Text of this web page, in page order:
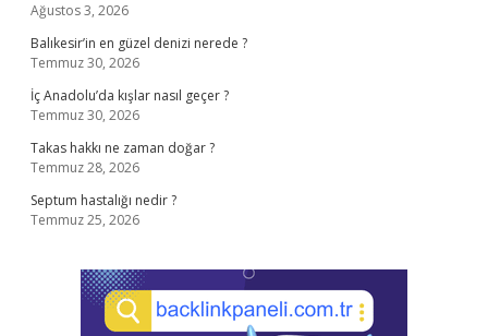
Ağustos 3, 2026
Balıkesir’in en güzel denizi nerede ?
Temmuz 30, 2026
İç Anadolu’da kışlar nasıl geçer ?
Temmuz 30, 2026
Takas hakkı ne zaman doğar ?
Temmuz 28, 2026
Septum hastalığı nedir ?
Temmuz 25, 2026